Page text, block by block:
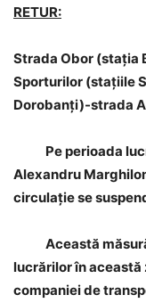
RETUR:
Strada Obor (stația
Sporturilor (stațiile
Dorobanți)-strada
Pe perioada
Alexandru
circulație se
Această măsură
lucrărilor în această
companiei de